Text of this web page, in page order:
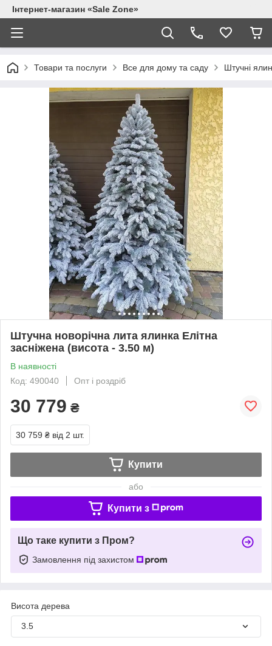
Інтернет-магазин «Sale Zone»
Товари та послуги Все для дому та саду Штучні
Штучна новорічна лита ялинка Елітна
засніжена (висота - 3.50 м)
В наявності
Код: 490040
Опт і роздріб
30 779 ₴
30 759 ₴ від 2 шт.
Купити
або
Купити з
Що таке купити з Пром?
Замовлення під захистом
Висота дерева
3.5